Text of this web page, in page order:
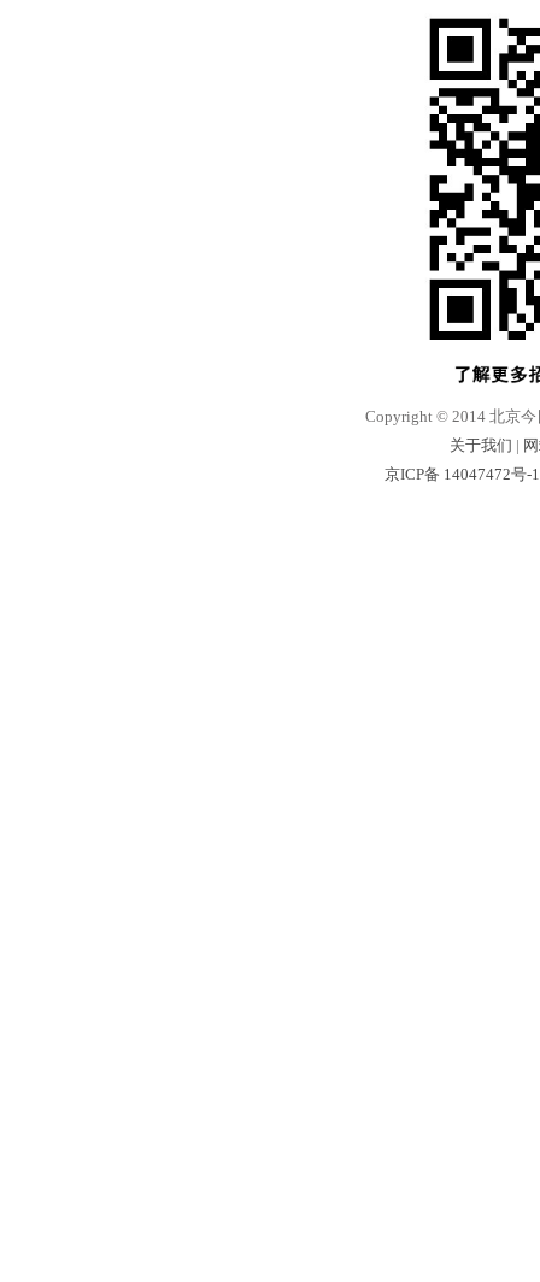
Copyright © 2014 北京今
关于我们 |
京ICP备 14047472号-